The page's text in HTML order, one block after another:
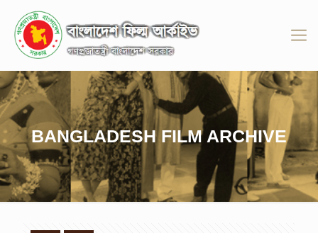
BANGLADESH FILM ARCHIVE